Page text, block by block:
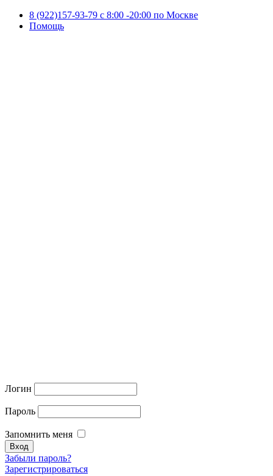
8 (922)157-93-79 c 8:00 -20:00 по Москве
Помощь
Логин
Пароль
Запомнить меня
Забыли пароль?
Зарегистрироваться